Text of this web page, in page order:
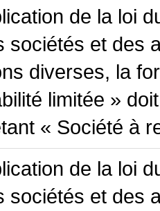
de la loi
sociétés et des
diverses, la
limitée »
« Société à
de la loi
sociétés et des